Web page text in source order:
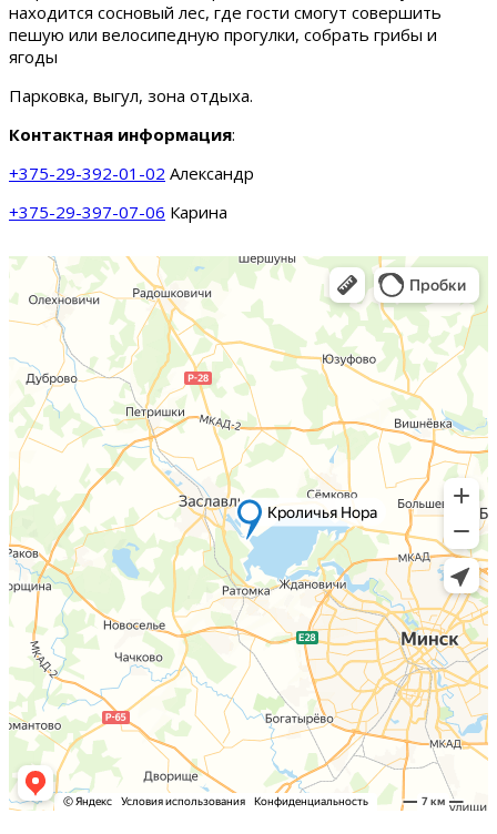
находится сосновый лес, где гости смогут совершить
пешую или велосипедную прогулки, собрать грибы и
ягоды
Парковка, выгул, зона отдыха.
Контактная информация:
+375-29-392-01-02 Александр
+375-29-397-07-06 Карина